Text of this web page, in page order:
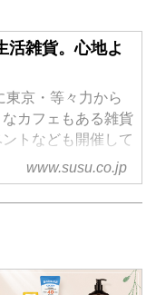
活雑貨。心地よ
東京・等々力から
カフェもある雑貨
トなども開催して
www.susu.co.jp